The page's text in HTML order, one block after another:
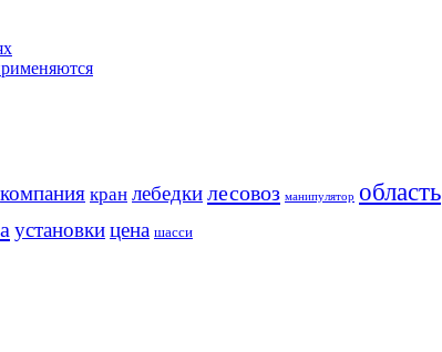
компания кран лебедкилесовоз манипулятор область
установкицена шасси